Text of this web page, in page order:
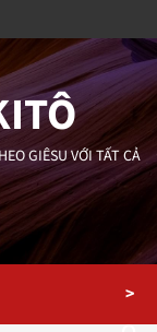
GIÊSU VỚI TẤT CẢ
>